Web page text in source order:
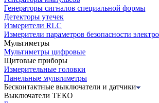
Генераторы сигналов специальной формы
Детекторы утечек
Измерители RLC
Измерители параметров безопасности
Мультиметры
Мультиметры цифровые
Щитовые приборы
Измерительные головки
Панельные мультиметры
Бесконтактные выключатели и датчики
Выключатели ТЕКО